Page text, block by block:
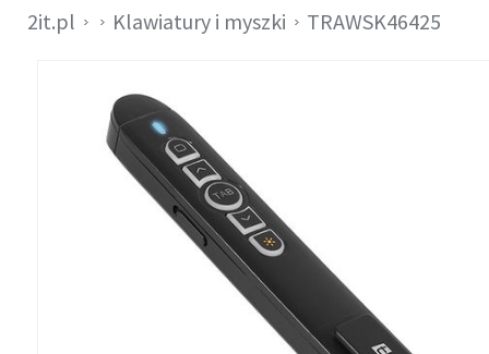
2it.pl Klawiatury i myszki TRAWSK46425